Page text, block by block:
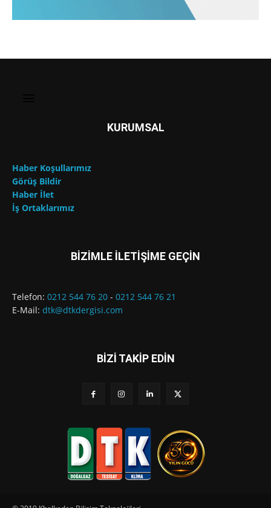
KURUMSAL
Haber Koşullarımız
Görüş Bildir
Haber İlet
İş Ortaklarımız
BİZİMLE İLETİŞİME GEÇİN
Telefon: 0212 544 76 20 - 0212 544 76 21
E-Mail: dtk@dtkdergisi.com
BİZİ TAKİP EDİN